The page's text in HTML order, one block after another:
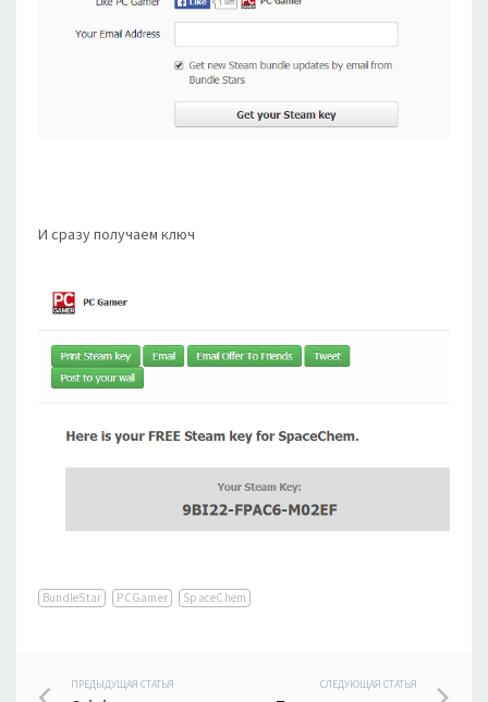
И сразу получаем ключ
BundleStar PСGamer SpaceChem
ПРЕДЫДУЩАЯ СТАТЬЯ СЛЕДУЮЩАЯ СТАТЬЯ